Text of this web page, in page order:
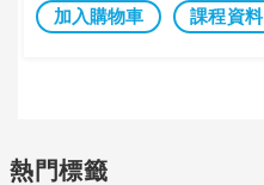
加入購物車 課程資料
熱門標籤